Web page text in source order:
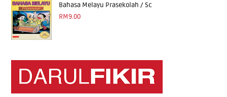
Bahasa Melayu Prasekolah / Sc
RM9.00